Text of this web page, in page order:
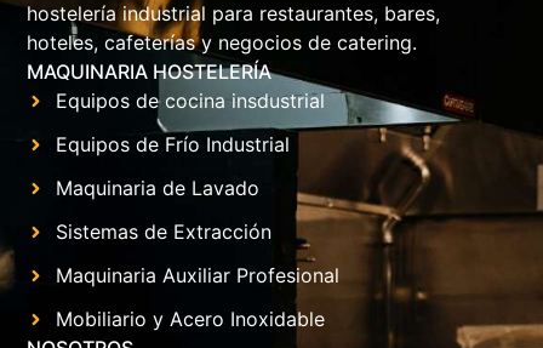
hostelería industrial para restaurantes, bares,
hoteles, cafeterías y negocios de catering.
MAQUINARIA HOSTELERÍA
Equipos de cocina insdustrial
Equipos de Frío Industrial
Maquinaria de Lavado
Sistemas de Extracción
Maquinaria Auxiliar Profesional
Mobiliario y Acero Inoxidable